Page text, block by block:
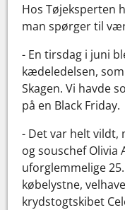
Hos Tøjeksperten
man spørger til
- En tirsdag i juni
kædeledelsen,
Skagen. Vi havde
på en Black Friday.
- Det var helt vildt,
og souschef Olivia
uforglemmelige
købelystne,
krydstogtskibet